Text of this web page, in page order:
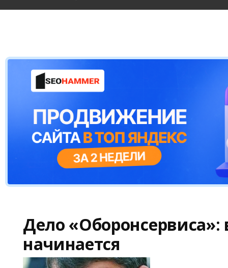
Дело «Оборонсервиса»:
начинается